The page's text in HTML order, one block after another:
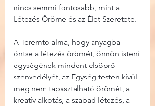
nincs semmi fontosabb, mint a
Létezés Öröme és az Élet Szeretete.
A Teremtő álma, hogy anyagba
öntse a létezés örömét, önnön isteni
egységének mindent elsöprő
szenvedélyét, az Egység testen kívül
meg nem tapasztalható örömét, a
kreatív alkotás, a szabad létezés, a